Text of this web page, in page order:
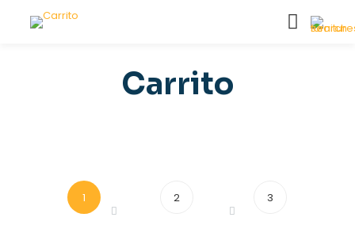
Carrito
1 2 3